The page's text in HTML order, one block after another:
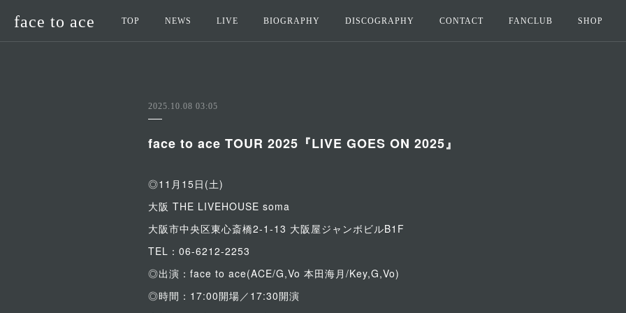
face to ace TOP NEWS LIVE BIOGRAPHY DISCOGRAPHY CONTACT FANCLUB SHOP
2025.10.08 03:05
face to ace TOUR 2025『LIVE GOES ON 2025』
◎11月15日(土)
大阪 THE LIVEHOUSE soma
大阪市中央区東心斎橋2-1-13 大阪屋ジャンボビルB1F
TEL：06-6212-2253
◎出演：face to ace(ACE/G,Vo 本田海月/Key,G,Vo)
◎時間：17:00開場／17:30開演